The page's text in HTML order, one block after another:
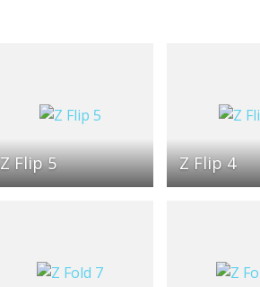
Z Flip 5 Z Flip 4